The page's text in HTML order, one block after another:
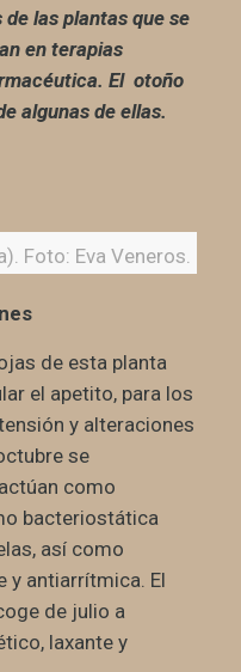
de las plantas que se
en terapias
El otoño
algunas de ellas.
Foto: Eva Veneros.
de esta planta
el apetito, para los
y alteraciones
se
como
bacteriostática
así como
y antiarrítmica. El
de julio a
laxante y